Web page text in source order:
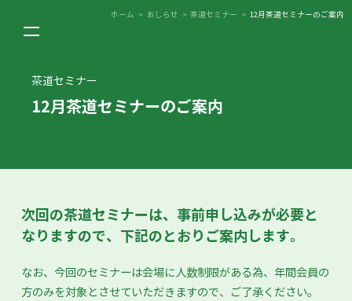
ホーム > おしらせ > 茶道セミナー > 12月茶道セミナーのご案内
茶道セミナー
12月茶道セミナーのご案内
次回の茶道セミナーは、事前申し込みが必要と
なりますので、下記のとおりご案内します。
なお、今回のセミナーは会場に人数制限がある為、年間会員の
方のみを対象とさせていただきますので、ご了承ください。